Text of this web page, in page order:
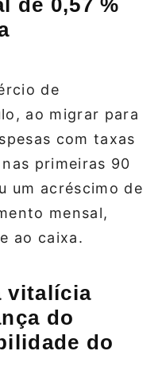
de 0,57 %
de
ao migrar para
com taxas
primeiras 90
um acréscimo de
mensal,
ao caixa.
vitalícia
do
do